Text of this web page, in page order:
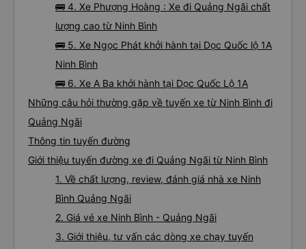
🚌 4. Xe Phượng Hoàng : Xe đi Quảng Ngãi chất
lượng cao từ Ninh Bình
🚌 5. Xe Ngọc Phát khởi hành tại Dọc Quốc lộ 1A
Ninh Bình
🚌 6. Xe A Ba khởi hành tại Dọc Quốc Lộ 1A
Những câu hỏi thường gặp về tuyến xe từ Ninh Bình đi
Quảng Ngãi
Thông tin tuyến đường
Giới thiệu tuyến đường xe đi Quảng Ngãi từ Ninh Bình
1. Về chất lượng, review, đánh giá nhà xe Ninh
Bình Quảng Ngãi
2. Giá vé xe Ninh Bình - Quảng Ngãi
3. Giới thiệu, tư vấn các dòng xe chạy tuyến